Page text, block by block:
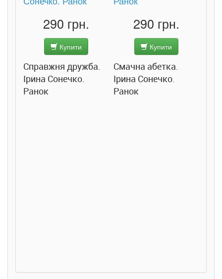
290 грн.
Купити
Справжня дружба.
Ірина Сонечко.
Ранок
290 грн.
Купити
Смачна абетка.
Ірина Сонечко.
Ранок